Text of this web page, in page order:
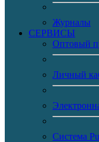
Журналы
CЕРВИСЫ
Оптовый
Личный
Система